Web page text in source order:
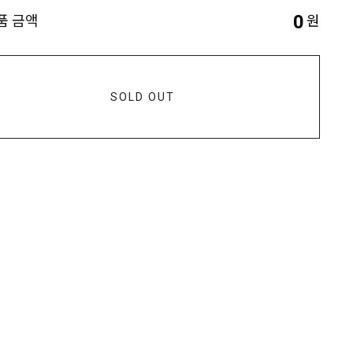
금액 0원
SOLD OUT